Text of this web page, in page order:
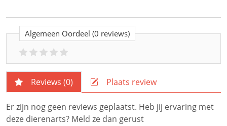
Algemeen Oordeel (0 reviews)
Reviews (0) Plaats review
Er zijn nog geen reviews geplaatst. Heb jij ervaring met
deze dierenarts? Meld ze dan gerust